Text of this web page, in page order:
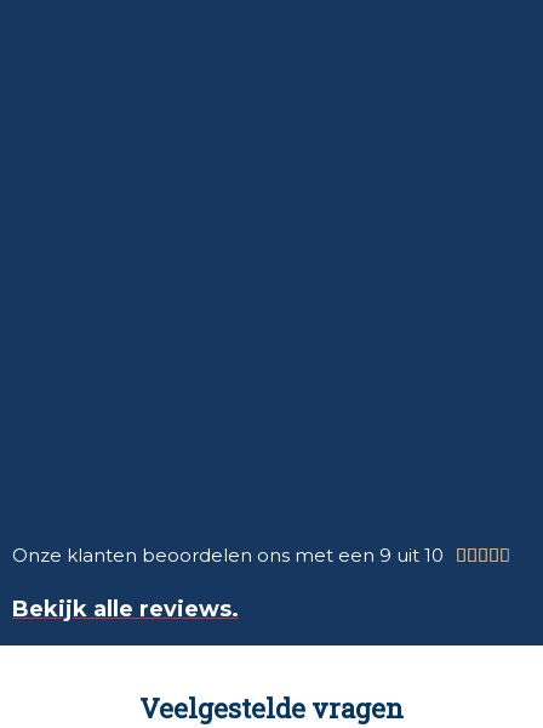
Onze klanten beoordelen ons met een 9 uit 10     
Bekijk alle reviews.
Veelgestelde vragen